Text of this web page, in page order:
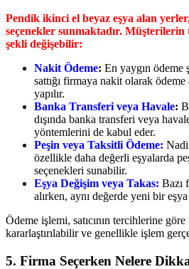
Pendik ikinci el beyaz eşya alan
seçenekler sunmaktadır. Müşterilerin
şekli değişebilir:
Nakit Ödeme: En yaygın ödeme
sattığı firmaya nakit olarak
yapılır.
Banka Transferi veya Havale:
dışında banka transferi veya
yöntemlerini de kabul eder.
Peşin veya Taksitli Ödeme:
özellikle daha değerli eşyalarda
seçenekleri sunabilir.
Eşya Değişim veya Takas: Bazı
alırken, aynı değerde yeni bir
Ödeme işlemi, satıcının tercihlerine
kararlaştırılabilir ve genellikle işlem
5. Firma Seçerken Nelere